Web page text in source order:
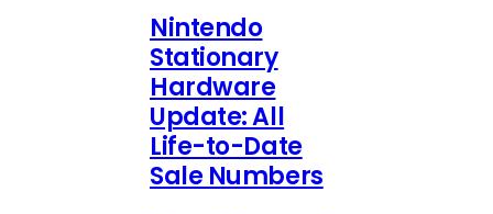
Nintendo
Stationary
Hardware
Update: All
Life-to-Date
Sale Numbers